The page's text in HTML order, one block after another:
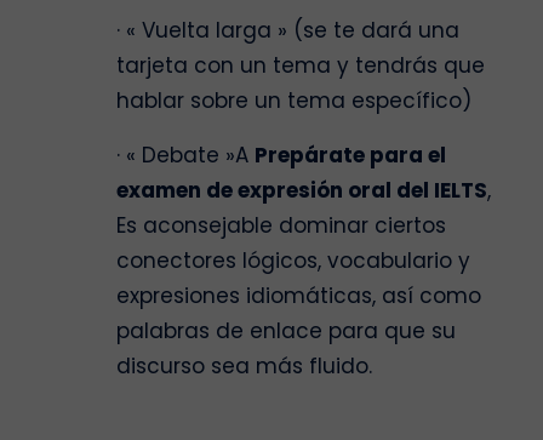
· « Vuelta larga » (se te dará una
tarjeta con un tema y tendrás que
hablar sobre un tema específico)
· « Debate »A Prepárate para el
examen de expresión oral del IELTS,
Es aconsejable dominar ciertos
conectores lógicos, vocabulario y
expresiones idiomáticas, así como
palabras de enlace para que su
discurso sea más fluido.